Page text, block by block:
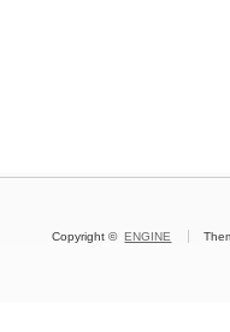
Copyright ©ENGINE